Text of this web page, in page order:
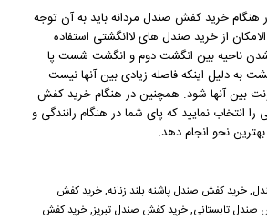
هنگام خرید کفش صندل مردانه باید به آن توجه
از خرید صندل های لاانگشتی استفاده
ناحیه بین انگشت دوم و انگشت شست پا
به دلیل اینکه فاصله زیادی بین آنها نیست
بین آنها شود. همچنین در هنگام خرید کفش
را انتخاب نمایید که پای شما در هنگام رانندگی و
نحو انجام دهد.
,خرید کفش صندل پاشنه بلند زنانه,خرید کفش
صندل تابستانی,خرید کفش صندل تبریز,خرید کفش